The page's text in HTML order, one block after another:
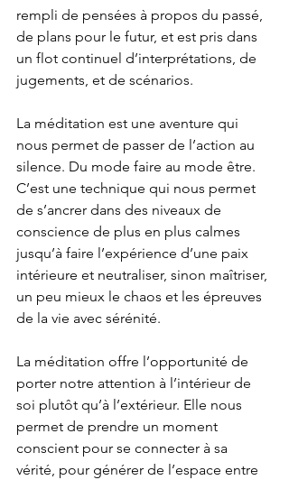
rempli de pensées à propos du passé,
de plans pour le futur, et est pris dans
un flot continuel d’interprétations, de
jugements, et de scénarios.
La méditation est une aventure qui
nous permet de passer de l’action au
silence. Du mode faire au mode être.
C’est une technique qui nous permet
de s’ancrer dans des niveaux de
conscience de plus en plus calmes
jusqu’à faire l’expérience d’une paix
intérieure et neutraliser, sinon maîtriser,
un peu mieux le chaos et les épreuves
de la vie avec sérénité.
La méditation offre l’opportunité de
porter notre attention à l’intérieur de
soi plutôt qu’à l’extérieur. Elle nous
permet de prendre un moment
conscient pour se connecter à sa
vérité, pour générer de l’espace entre